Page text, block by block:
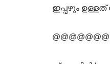
ഇപ്പഴും